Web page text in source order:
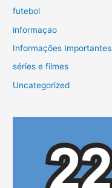
futebol
informaçao
Informações Importantes
séries e filmes
Uncategorized